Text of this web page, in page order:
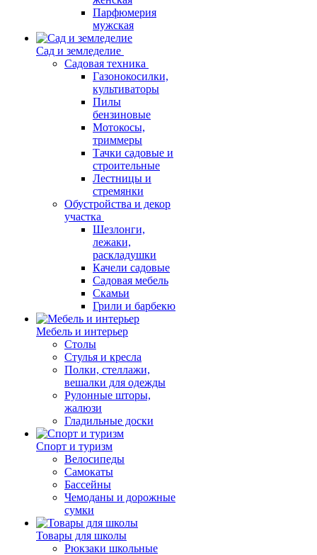
Парфюмерия
мужская
Сад и земледелие
Садовая техника
Газонокосилки,
культиваторы
Пилы
бензиновые
Мотокосы,
триммеры
Тачки садовые и
строительные
Лестницы и
стремянки
Обустройства и декор
участка
Шезлонги,
лежаки,
раскладушки
Качели садовые
Садовая мебель
Скамьи
Грили и барбекю
Мебель и интерьер
Столы
Стулья и кресла
Полки, стеллажи,
вешалки для одежды
Рулонные шторы,
жалюзи
Гладильные доски
Спорт и туризм
Велосипеды
Самокаты
Бассейны
Чемоданы и дорожные
сумки
Товары для школы
Рюкзаки школьные